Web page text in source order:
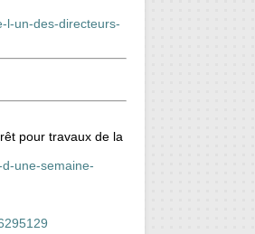
l-un-des-directeurs-
pour travaux de la
une-semaine-